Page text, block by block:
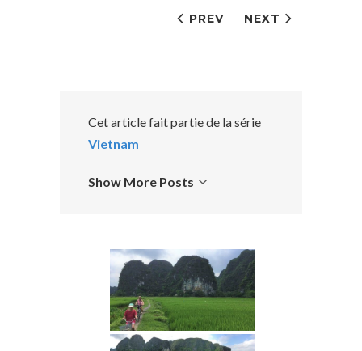
PREV NEXT
Cet article fait partie de la série
Vietnam
Show More Posts